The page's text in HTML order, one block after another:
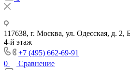
117638, г. Москва, ул. Одесская, д.
4-й этаж
+7 (495) 662-69-91
0
Сравнение